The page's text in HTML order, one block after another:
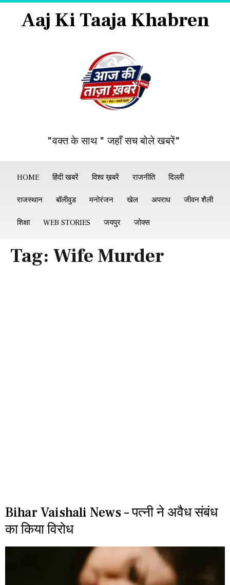
Aaj Ki Taaja Khabren
"वक्त के साथ " जहाँ सच बोले खबरें"
HOME हिंदी खबरें विश्व ख़बरें राजनीति दिल्ली
राजस्थान बॉलीवुड मनोरंजन खेल अपराध जीवन शैली
शिक्षा WEB STORIES जयपुर जोक्स
Tag: Wife Murder
Bihar Vaishali News – पत्नी ने अवैध संबंध
का किया विरोध